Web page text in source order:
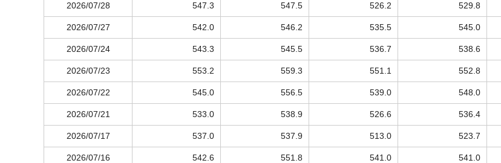
2026/07/28 547.3 547.5 526.2 529.8
2026/07/27 542.0 546.2 535.5 545.0
2026/07/24 543.3 545.5 536.7 538.6
2026/07/23 553.2 559.3 551.1 552.8
2026/07/22 545.0 556.5 539.0 548.0
2026/07/21 533.0 538.9 526.6 536.4
2026/07/17 537.0 537.9 513.0 523.7
2026/07/16 542.6 551.8 541.0 541.0